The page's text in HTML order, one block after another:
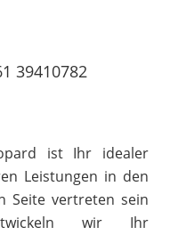
39410782
ist Ihr idealer
Leistungen in den
Seite vertreten sein
wir Ihr